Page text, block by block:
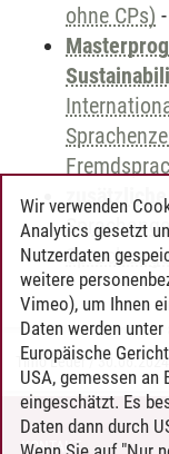
ohne CPs) -
Timo Leder/30.06.2024
KONTAKT
Wir verwenden
Analytics gesetzt
Nutzerdaten
weitere
Vimeo), um Ihnen
Daten werden
Europäische
USA, gemessen an
eingeschätzt. Es
Daten dann durch